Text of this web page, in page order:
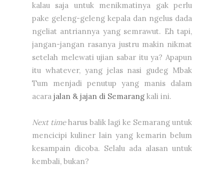
kalau saja untuk menikmatinya gak perlu
pake geleng-geleng kepala dan ngelus dada
ngeliat antriannya yang semrawut. Eh tapi,
jangan-jangan rasanya justru makin nikmat
setelah melewati ujian sabar itu ya? Apapun
itu whatever, yang jelas nasi gudeg Mbak
Tum menjadi penutup yang manis dalam
acara jalan & jajan di Semarang kali ini.
Next timeharus balik lagi ke Semarang untuk
mencicipi kuliner lain yang kemarin belum
kesampain dicoba. Selalu ada alasan untuk
kembali, bukan?